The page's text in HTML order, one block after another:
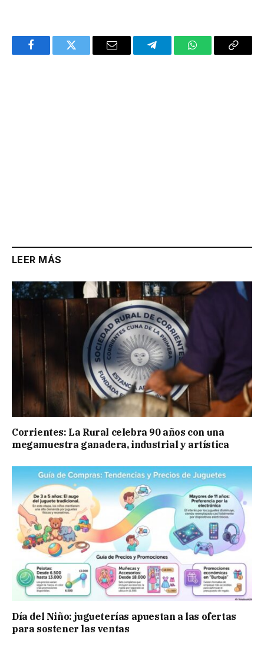
FacebookTwitter Email TelegramWhatsAppCopy
LEER MÁS
Corrientes: La Rural celebra 90 años con una
megamuestra ganadera, industrial y artística
Día del Niño: jugueterías apuestan a las ofertas
para sostener las ventas